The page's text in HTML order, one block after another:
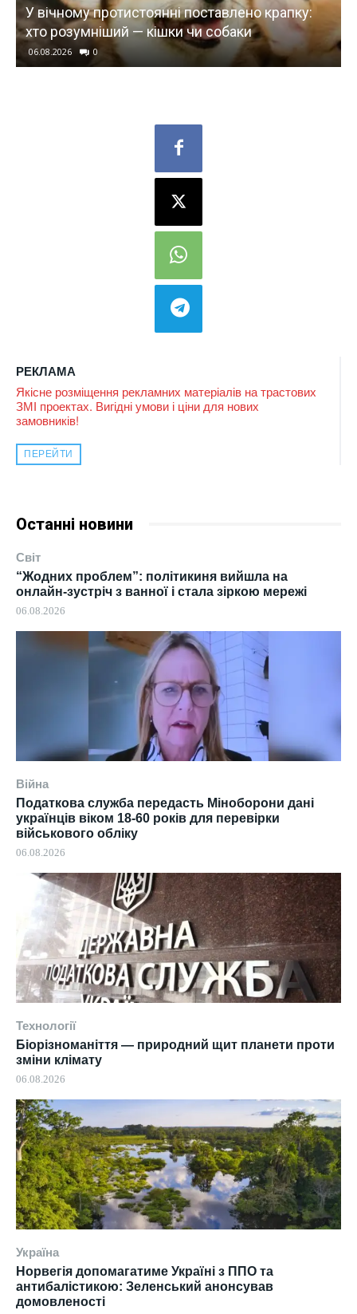
РЕКЛАМА
Якісне розміщення рекламних матеріалів на трастових
ЗМІ проектах. Вигідні умови і ціни для нових
замовників!
ПЕРЕЙТИ
Останні новини
Світ
“Жодних проблем”: політикиня вийшла на
онлайн-зустріч з ванної і стала зіркою мережі
06.08.2026
Війна
Податкова служба передасть Міноборони дані
українців віком 18-60 років для перевірки
військового обліку
06.08.2026
Технології
Біорізноманіття — природний щит планети проти
зміни клімату
06.08.2026
Україна
Норвегія допомагатиме Україні з ППО та
антибалістикою: Зеленський анонсував
домовленості
У вічному протистоянні поставлено крапку:
хто розумніший — кішки чи собаки
06.08.2026 0